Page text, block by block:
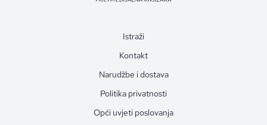
Istraži
Kontakt
Narudžbe i dostava
Politika privatnosti
Opći uvjeti poslovanja